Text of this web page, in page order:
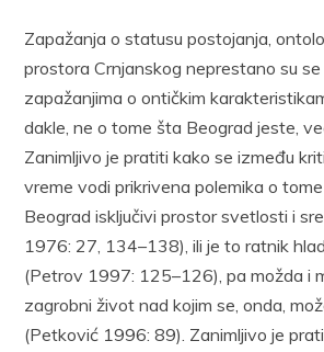
Zapažanja o statusu postojanja,
prostora Crnjanskog neprestano su
zapažanjima o ontičkim
dakle, ne o tome šta Beograd jeste,
Zanimljivo je pratiti kako se između
vreme vodi prikrivena polemika o
Beograd isključivi prostor svetlosti i
1976: 27, 134–138), ili je to ratnik
(Petrov 1997: 125–126), pa možda i
zagrobni život nad kojim se, onda,
(Petković 1996: 89). Zanimljivo je